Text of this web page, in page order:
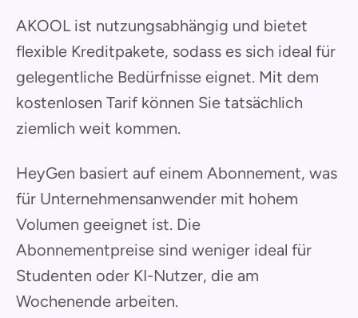
AKOOL ist nutzungsabhängig und bietet
flexible Kreditpakete, sodass es sich ideal für
gelegentliche Bedürfnisse eignet. Mit dem
kostenlosen Tarif können Sie tatsächlich
ziemlich weit kommen.
HeyGen basiert auf einem Abonnement, was
für Unternehmensanwender mit hohem
Volumen geeignet ist. Die
Abonnementpreise sind weniger ideal für
Studenten oder KI-Nutzer, die am
Wochenende arbeiten.